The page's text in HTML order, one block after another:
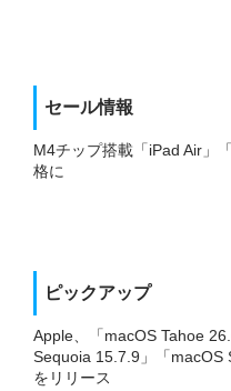
セール情報
M4チップ搭載「iPad Air」
格に
ピックアップ
Apple、「macOS Tahoe
Sequoia 15.7.9」「macOS
をリリース